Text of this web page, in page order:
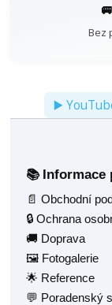
Bez
▶️
📚 Informace
📄 Obchodní
🔒 Ochrana
🚚 Doprava
🖼️ Fotogalerie
🌟 Reference
💬 Poradenský